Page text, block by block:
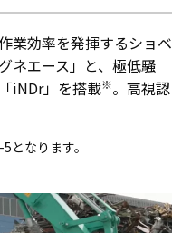
業効率を発揮するショベ
ネエース」と、極低騒
iNDr」を搭載※。高視認
となります。